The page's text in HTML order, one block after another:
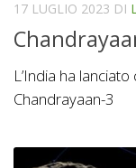
17 LUGLIO 2023 DI
L’India ha
Chandrayaan-3